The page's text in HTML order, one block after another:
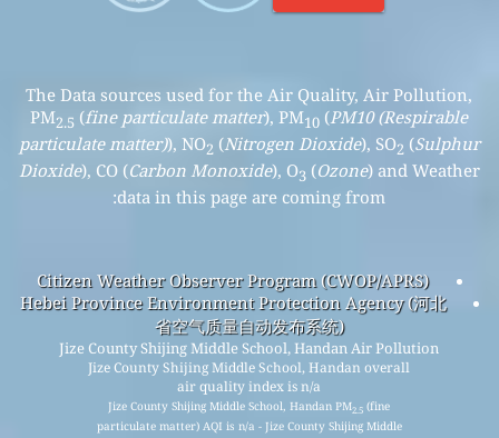
The Data sources used for the Air Quality, Air Pollution,
PM2.5(fine particulate matter), PM10(PM10 (Respirable
particulate matter)), NO2 (Nitrogen Dioxide), SO2 (Sulphur
Dioxide), CO (Carbon Monoxide), O3 (Ozone ) and Weather
data in this page are coming from:
Citizen Weather Observer Program (CWOP/APRS)
Hebei Province Environment Protection Agency (河北
省空气质量自动发布系统)
Jize County Shijing Middle School, Handan Air Pollution
Jize County Shijing Middle School, Handan overall
air quality index is n/a
Jize County Shijing Middle School, Handan PM2.5(fine
particulate matter) AQI is n/a - Jize County Shijing Middle